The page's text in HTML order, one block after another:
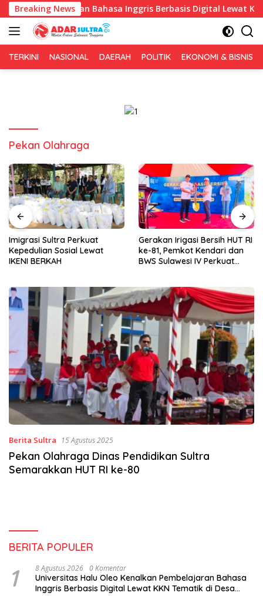
Langsung
ke
konten
Breaking NewsBahasa Inggris Berbasis Digital Lewat KKN
TERKINI NASIONAL DAERAH POLITIK EKONOMI & BISNIS
Pekan Olahraga
Imigrasi Sultra Perkuat
Kepedulian Sosial Lewat
IKENI BERKAH
Gerakan Irigasi Bersih HUT RI
ke-81, Pemkot Kendari dan
BWS Sulawesi IV Perkuat
Berita Sultra 15 Agustus 2025
Pekan Olahraga Dinas Pendidikan Sultra
Semarakkan HUT RI ke-80
BERITA POPULER
1 8 Agustus 2026 0 Komentar
Universitas Halu Oleo Kenalkan Pembelajaran Bahasa
Inggris Berbasis Digital Lewat KKN Tematik di Desa